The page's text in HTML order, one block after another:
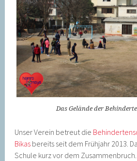
Das Gelände der
Unser Verein betreut die
Bikas bereits seit dem Frühjahr 2013.
Schule kurz vor dem